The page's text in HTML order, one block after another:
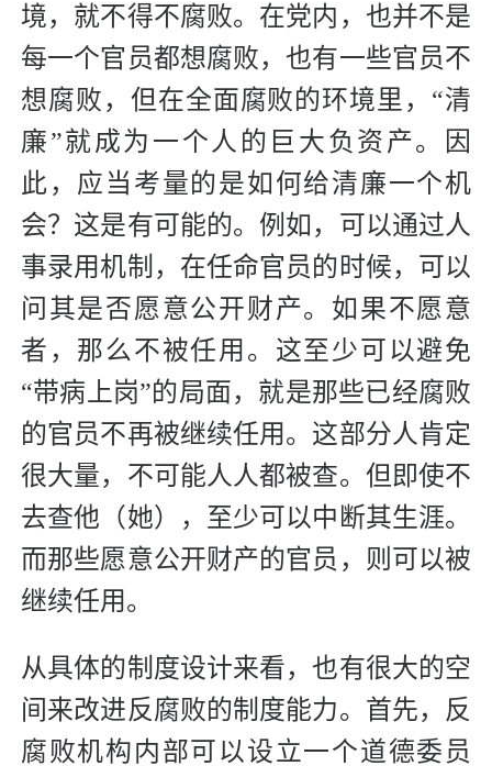
境，就不得不腐败。在党内，也并不是
每一个官员都想腐败，也有一些官员不
想腐败，但在全面腐败的环境里，“清
廉”就成为一个人的巨大负资产。因
此，应当考量的是如何给清廉一个机
会？这是有可能的。例如，可以通过人
事录用机制，在任命官员的时候，可以
问其是否愿意公开财产。如果不愿意
者，那么不被任用。这至少可以避免
“带病上岗”的局面，就是那些已经腐败
的官员不再被继续任用。这部分人肯定
很大量，不可能人人都被查。但即使不
去查他（她），至少可以中断其生涯。
而那些愿意公开财产的官员，则可以被
继续任用。
从具体的制度设计来看，也有很大的空
间来改进反腐败的制度能力。首先，反
腐败机构内部可以设立一个道德委员